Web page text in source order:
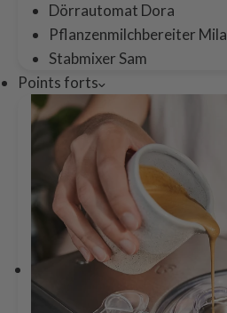
Dörrautomat Dora
Pflanzenmilchbereiter Mila
Stabmixer Sam
Points forts